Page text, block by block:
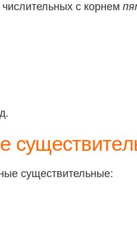
с корнем
.
существительные: